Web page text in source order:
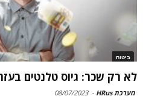
ביטוח
לא רק שכר: גיוס טלנטים בעזרת 4 הטבות
מערכת HRus -
08/07/2023